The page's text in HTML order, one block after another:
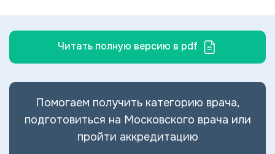
Читать полную версию в pdf
Помогаем получить категорию врача,
подготовиться на Московского врача или
пройти аккредитацию